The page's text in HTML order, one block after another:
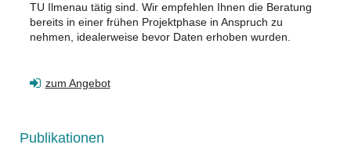
TU Ilmenau tätig sind. Wir empfehlen Ihnen die Beratung
bereits in einer frühen Projektphase in Anspruch zu
nehmen, idealerweise bevor Daten erhoben wurden.
zum Angebot
Publikationen